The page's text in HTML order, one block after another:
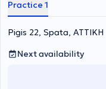
Practice 1
Pigis 22, Spata, ΑΤΤΙΚΗ
Next availability